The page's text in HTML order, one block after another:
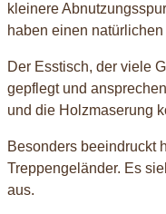
kleinere
haben einen
Der Esstisch, der viele
gepflegt und
und die Holzmaserung
Besonders beeindruckt
Treppengeländer. Es
aus.